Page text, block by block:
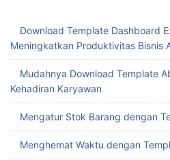
Download Template Dashboard
Meningkatkan Produktivitas Bisnis
Mudahnya Download Template
Kehadiran Karyawan
Mengatur Stok Barang dengan
Menghemat Waktu dengan